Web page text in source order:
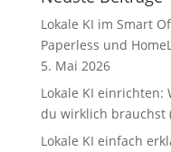
Lokale KI im Smart
Paperless und
5. Mai 2026
Lokale KI einrichten:
du wirklich brauchst
Lokale KI einfach